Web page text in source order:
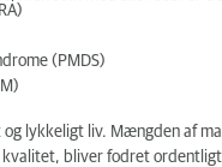
(PMDS)
lykkeligt liv. Mængden af
kvalitet, bliver fodret